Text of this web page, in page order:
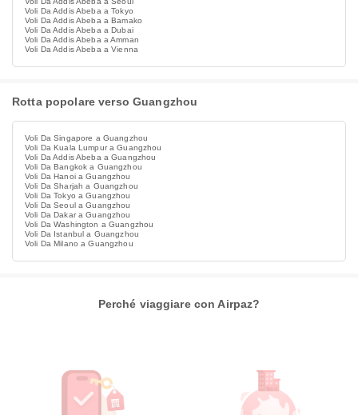
Voli Da Addis Abeba a Tokyo
Voli Da Addis Abeba a Bamako
Voli Da Addis Abeba a Dubai
Voli Da Addis Abeba a Amman
Voli Da Addis Abeba a Vienna
Rotta popolare verso Guangzhou
Voli Da Singapore a Guangzhou
Voli Da Kuala Lumpur a Guangzhou
Voli Da Addis Abeba a Guangzhou
Voli Da Bangkok a Guangzhou
Voli Da Hanoi a Guangzhou
Voli Da Sharjah a Guangzhou
Voli Da Tokyo a Guangzhou
Voli Da Seoul a Guangzhou
Voli Da Dakar a Guangzhou
Voli Da Washington a Guangzhou
Voli Da Istanbul a Guangzhou
Voli Da Milano a Guangzhou
Perché viaggiare con Airpaz?